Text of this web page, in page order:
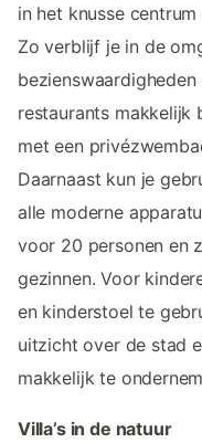
in het knusse centrum
Zo verblijf je in de
restaurants makkelijk
met een
Daarnaast kun je
alle moderne
voor 20 personen en
gezinnen. Voor
en kinderstoel te
uitzicht over de stad
makkelijk te
Villa’s in de natuur